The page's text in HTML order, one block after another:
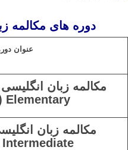
دوره های مکالمه
عنوان
مکالمه زبان
Elementary (فشرده)
Intermediate (فشرده)